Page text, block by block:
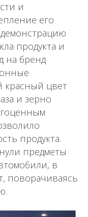
и
его
продукта и
на бренд
цвет
и зерно
продукта.
предметы
в
поворачиваясь